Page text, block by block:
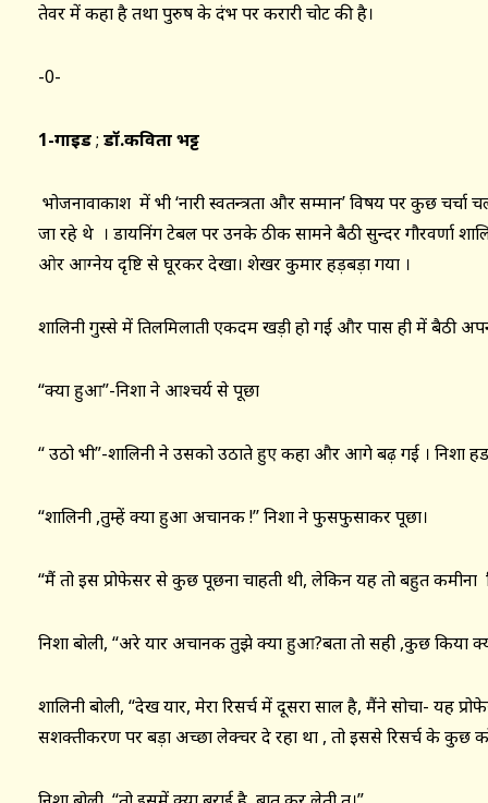
तेवर में कहा है तथा पुरुष के दंभ पर करारी चोट की है।
-0-
1-गाइड; डॉ.कविता भट्ट
भोजनावाकाश में भी ‘नारी स्वतन्त्रता और सम्मान’ विषय पर कुछ चर्चा
जा रहे थे । डायनिंग टेबल पर उनके ठीक सामने बैठी सुन्दर गौरवर्णा
ओर आग्नेय दृष्टि से घूरकर देखा। शेखर कुमार हड़बड़ा गया ।
शालिनी गुस्से में तिलमिलाती एकदम खड़ी हो गई और पास ही में बैठी
“क्या हुआ”-निशा ने आश्चर्य से पूछा
“ उठो भी”-शालिनी ने उसको उठाते हुए कहा और आगे बढ़ गई । निशा
“शालिनी ,तुम्हें क्या हुआ अचानक !’’ निशा ने फुसफुसाकर पूछा।
“मैं तो इस प्रोफेसर से कुछ पूछना चाहती थी, लेकिन यह तो बहुत कमीना
निशा बोली, “अरे यार अचानक तुझे क्या हुआ?बता तो सही ,कुछ किया
शालिनी बोली, “देख यार, मेरा रिसर्च में दूसरा साल है, मैंने सोचा- यह
सशक्तीकरण पर बड़ा अच्छा लेक्चर दे रहा था , तो इससे रिसर्च के कुछ